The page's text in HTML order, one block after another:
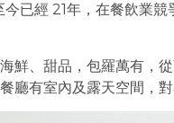
已經 21年，在餐飲業
鮮、甜品，包羅萬有，
廳有室內及露天空間，